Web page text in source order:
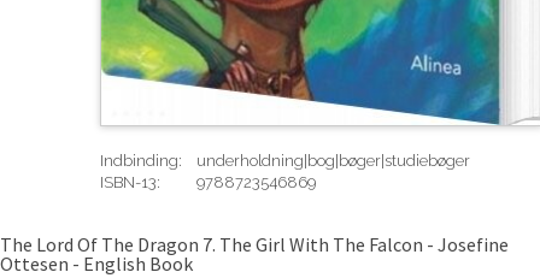
Indbinding:
underholdning|bog|bøger|studiebøger
ISBN-13:
9788723546869
The Lord Of The Dragon 7. The Girl With The Falcon - Josefine
Ottesen - English Book